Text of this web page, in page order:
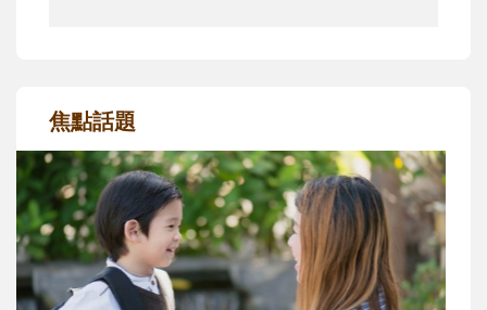
焦點話題